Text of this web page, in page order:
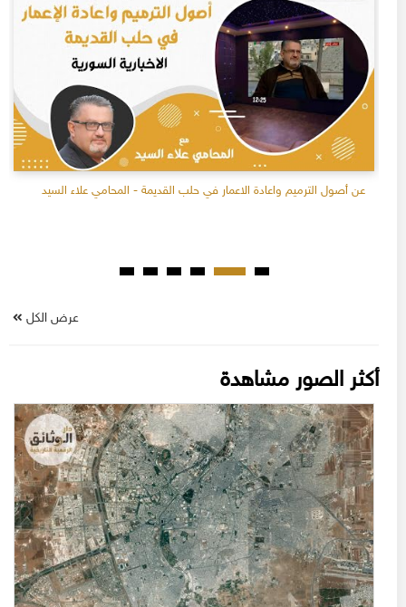
عن أصول الترميم واعادة الاعمار في حلب القديمة - المحامي علاء السيد
عرض الكل
أكثر الصور مشاهدة